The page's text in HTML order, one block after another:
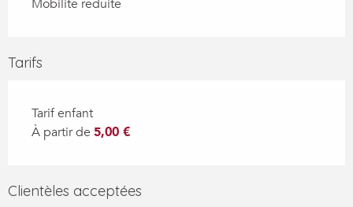
Mobilité réduite
Tarifs
Tarif enfant
À partir de 5,00 €
Clientèles acceptées